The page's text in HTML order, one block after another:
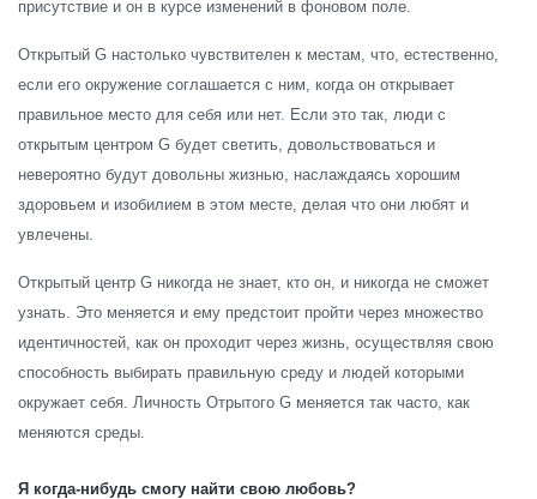
присутствие и он в курсе изменений в фоновом поле.
Открытый G настолько чувствителен к местам, что, естественно,
если его окружение соглашается с ним, когда он открывает
правильное место для себя или нет. Если это так, люди с
открытым центром G будет светить, довольствоваться и
невероятно будут довольны жизнью, наслаждаясь хорошим
здоровьем и изобилием в этом месте, делая что они любят и
увлечены.
Открытый центр G никогда не знает, кто он, и никогда не сможет
узнать. Это меняется и ему предстоит пройти через множество
идентичностей, как он проходит через жизнь, осуществляя свою
способность выбирать правильную среду и людей которыми
окружает себя. Личность Отрытого G меняется так часто, как
меняются среды.
Я когда-нибудь смогу найти свою любовь?